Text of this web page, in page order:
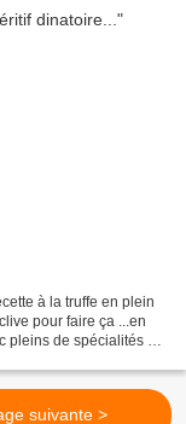
à la truffe en plein
pour faire ça ...en
pleins de spécialités à
suivante >